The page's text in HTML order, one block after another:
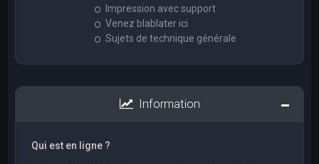
Impression avec support
Venez blablater ici
Sujets de technique générale
Information
Qui est en ligne ?